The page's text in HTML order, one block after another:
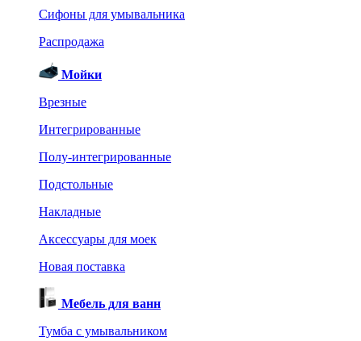
Сифоны для умывальника
Распродажа
Мойки
Врезные
Интегрированные
Полу-интегрированные
Подстольные
Накладные
Аксессуары для моек
Новая поставка
Мебель для ванн
Тумба с умывальником